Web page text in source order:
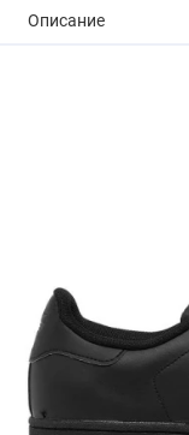
Описание